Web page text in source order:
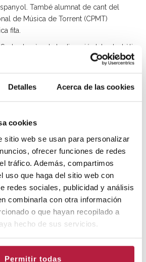
Detalles Acerca de las cookies
cookies
sitio web se usan para personalizar
ofrecer funciones de redes
tráfico. Además, compartimos
uso que haga del sitio web con
redes sociales, publicidad y análisis
combinarla con otra información
o que hayan recopilado a
hecho de sus servicios.
Permitir todas
També alumnat de cant del
de Música de Torrent (CPMT)
fita.
actuarà sota la direcció del catedràtic
Madrid, Juan Luis Martínez, qui ha triat